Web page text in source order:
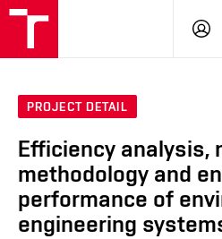
PROJECT DETAIL
Efficiency analysis,
methodology and
performance of
engineering